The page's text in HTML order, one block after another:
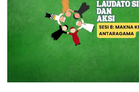
Across Asia Pacific
Gudang Tulisan
Dari Paus Fransiskus
Latihan Rohani Ignasian